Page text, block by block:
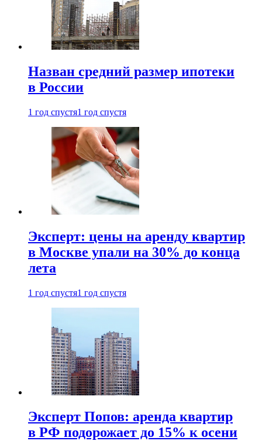
Назван средний размер ипотеки
в России
1 год спустя1 год спустя
Эксперт: цены на аренду квартир
в Москве упали на 30% до конца
лета
1 год спустя1 год спустя
Эксперт Попов: аренда квартир
в РФ подорожает до 15% к осени